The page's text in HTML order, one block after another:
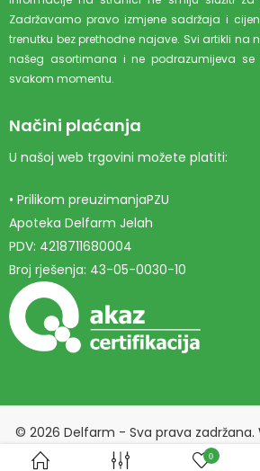
Zadržavamo pravo izmjene sadržaja i
trenutku bez prethodne najave. Svi artikli na
našeg asortimana i ne podrazumijeva
svakom momentu.
Načini plaćanja
U našoj web trgovini možete platiti:
• Prilikom preuzimanjaPZU
Apoteka Delfarm Jelah
PDV: 4218711680004
Broj rješenja: 43-05-0030-10
© 2026 Delfarm - Sva prava zadržana.
Marketing agencija
0